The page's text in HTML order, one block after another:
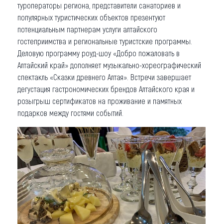
туроператоры региона, представители санаториев и
популярных туристических объектов презентуют
потенциальным партнерам услуги алтайского
гостеприимства и региональные туристские программы.
Деловую программу роуд-шоу «Добро пожаловать в
Алтайский край» дополняет музыкально-хореографический
спектакль «Сказки древнего Алтая». Встречи завершает
дегустация гастрономических брендов Алтайского края и
розыгрыш сертификатов на проживание и памятных
подарков между гостями событий.